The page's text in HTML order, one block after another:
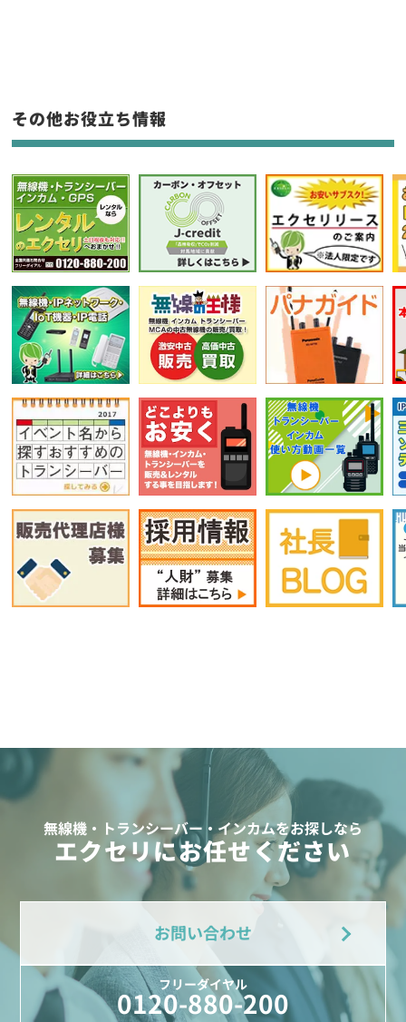
フリーワード入力(製品名等)
選択条件をリセット
その他お役立ち情報
無線機・トランシーバー・インカムをお探しなら
エクセリにお任せください
お問い合わせ
フリーダイヤル
0120-880-200